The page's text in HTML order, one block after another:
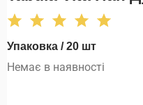
Упаковка / 20 шт
Немає в наявності